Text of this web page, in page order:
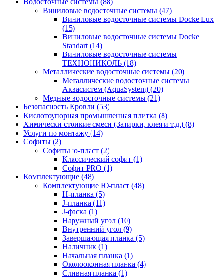
Водосточные системы (88)
Виниловые водосточные системы (47)
Виниловые водосточные системы Docke Lux
(15)
Виниловые водосточные системы Docke
Standart (14)
Виниловые водосточные системы
ТЕХНОНИКОЛЬ (18)
Металлические водосточные системы (20)
Металлические водосточные системы
Аквасистем (AquaSystem) (20)
Медные водосточные системы (21)
Безопасность Кровли (53)
Кислотоупорная промышленная плитка (8)
Химически стойкие смеси (Затирки, клея и т.д.) (8)
Услуги по монтажу (14)
Софиты (2)
Софиты ю-пласт (2)
Классический софит (1)
Софит PRO (1)
Комплектующие (48)
Комплектующие Ю-пласт (48)
H-планка (5)
J-планка (11)
J-фаска (1)
Наружный угол (10)
Внутренний угол (9)
Завершающая планка (5)
Наличник (1)
Начальная планка (1)
Околооконная планка (4)
Сливная планка (1)